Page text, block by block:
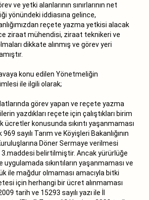
ve yetki alanlarının sınırlarının net
yönündeki iddiasına gelince,
reçete yazma yetkisi alacak
ziraat mühendisi, ziraat teknikeri ve
dikkate alınmış ve görev yeri
konu edilen Yönetmeliğin
ile ilgili olarak;
görev yapan ve reçete yazma
yazdıkları reçete için çalıştıkları birim
ücretler konusunda sıkıntı yaşanmaması
sayılı Tarım ve Köyişleri Bakanlığının
Döner Sermaye verilmesi
3.maddesi belirtilmiştir. Ancak yürürlüğe
sıkıntıların yaşanmaması ve
ile mağdur olmaması amacıyla bitki
için herhangi bir ücret alınmaması
tarih ve 15293 sayılı yazı ile İl